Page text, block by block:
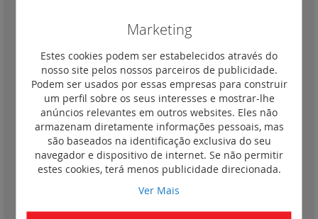
4 x 2 módulos horizontal(2)
2 x 5 módulos(3)
2 x 2 x 2 módulos(2)
2 x 8 módulos(3)
2 x 3 x 2 módulos(2)
Marketing
Estes cookies podem ser estabelecidos através do
nosso site pelos nossos parceiros de publicidade.
Podem ser usados por essas empresas para construir
um perfil sobre os seus interesses e mostrar-lhe
anúncios relevantes em outros websites. Eles não
armazenam diretamente informações pessoais, mas
são baseados na identificação exclusiva do seu
navegador e dispositivo de internet. Se não permitir
estes cookies, terá menos publicidade direcionada.
Ver Mais